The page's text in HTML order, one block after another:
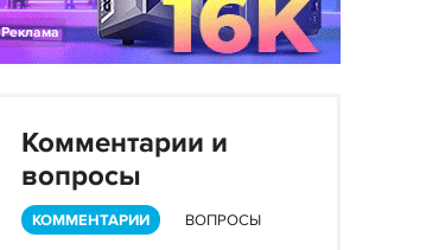
Реклама
Комментарии и
вопросы
КОММЕНТАРИИ ВОПРОСЫ